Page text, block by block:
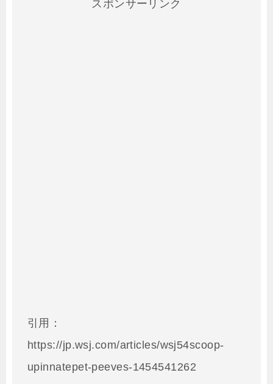
スポンサーリンク
引用：
https://jp.wsj.com/articles/wsj54scoop-
upinnatepet-peeves-1454541262